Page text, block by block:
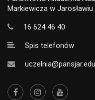
Markiewicza w Jarosławiu
16 624 46 40
Spis telefonów